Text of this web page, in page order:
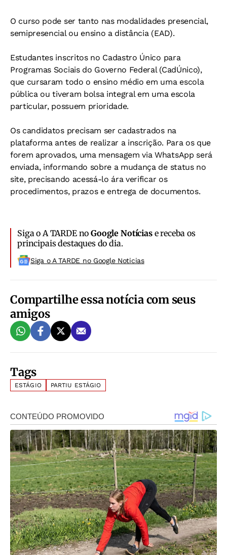
O curso pode ser tanto nas modalidades presencial,
semipresencial ou ensino a distância (EAD).
Estudantes inscritos no Cadastro Único para
Programas Sociais do Governo Federal (CadÚnico),
que cursaram todo o ensino médio em uma escola
pública ou tiveram bolsa integral em uma escola
particular, possuem prioridade.
Os candidatos precisam ser cadastrados na
plataforma antes de realizar a inscrição. Para os que
forem aprovados, uma mensagem via WhatsApp será
enviada, informando sobre a mudança de status no
site, precisando acessá-lo ára verificar os
procedimentos, prazos e entrega de documentos.
Siga o A TARDE noGoogle Notíciase receba os
principais destaques do dia.
Siga o A TARDE no Google Noticias
Compartilhe essa notícia com seus
amigos
Tags
ESTÁGIO PARTIU ESTÁGIO